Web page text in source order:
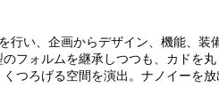
い、企画からデザイン、機能、
ォルムを継承しつつも、カドを
つろげる空間を演出。ナノイーを